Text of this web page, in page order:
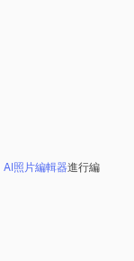
AI照片編輯器進行編